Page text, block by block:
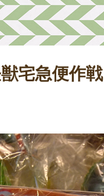
宅急便作戦